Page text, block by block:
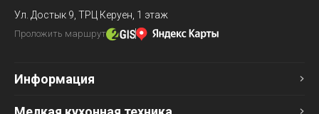
Ул. Достык 9, ТРЦ Керуен, 1 этаж
Проложить маршрут
Информация